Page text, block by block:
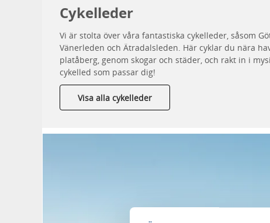
Cykelleder
Vi är stolta över våra fantastiska cykelleder, såsom
Vänerleden och Ätradalsleden. Här cyklar du nära
platåberg, genom skogar och städer, och rakt in i
cykelled som passar dig!
Visa alla cykelleder